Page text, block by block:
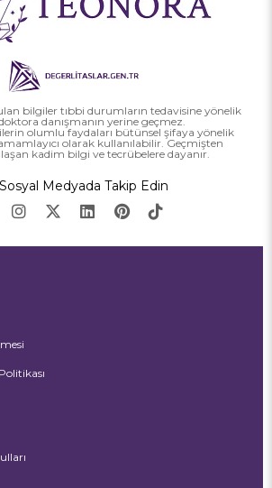
bilgiler tıbbi durumların tedavisine yönelik
danışmanın yerine geçmez.
olumlu faydaları bütünsel şifaya yönelik
olarak kullanılabilir. Geçmişten
kadim bilgi ve tecrübelere dayanır.
Medyada Takip Edin